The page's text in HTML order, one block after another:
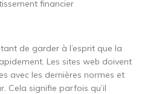
financier
de garder à l’esprit que la
Les sites web doivent
avec les dernières normes et
Cela signifie parfois qu’il